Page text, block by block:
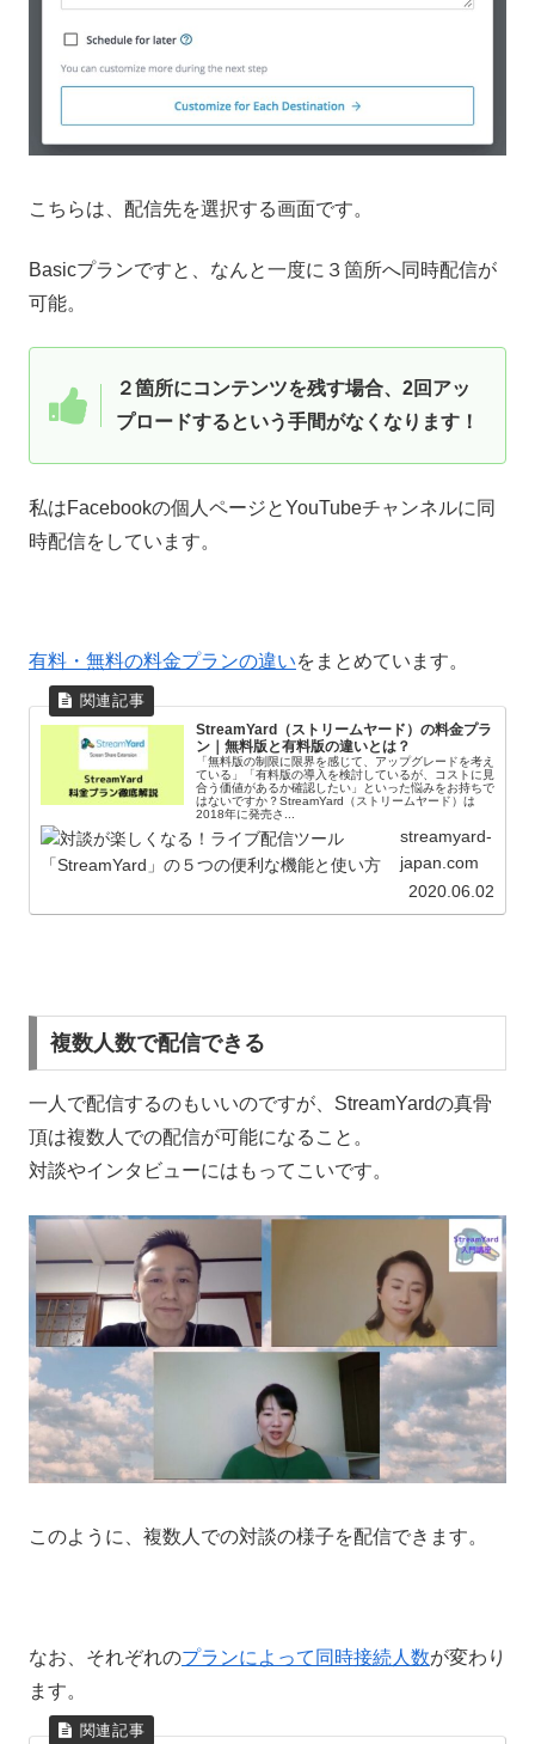
こちらは、配信先を選択する画面です。
Basicプランですと、なんと一度に３箇所へ同時配信が
可能。
２箇所にコンテンツを残す場合、2回アッ
プロードするという手間がなくなります！
私はFacebookの個人ページとYouTubeチャンネルに同
時配信をしています。
有料・無料の料金プランの違いをまとめています。
StreamYard（ストリームヤード）の料金プラ
ン｜無料版と有料版の違いとは？
「無料版の制限に限界を感じて、アップグレードを考え
ている」「有料版の導入を検討しているが、コストに見
合う価値があるか確認したい」といった悩みをお持ちで
はないですか？StreamYard（ストリームヤード）は
2018年に発売さ...
streamyard-
japan.com
2020.06.02
複数人数で配信できる
一人で配信するのもいいのですが、StreamYardの真骨
頂は複数人での配信が可能になること。
対談やインタビューにはもってこいです。
このように、複数人での対談の様子を配信できます。
なお、それぞれのプランによって同時接続人数が変わり
ます。